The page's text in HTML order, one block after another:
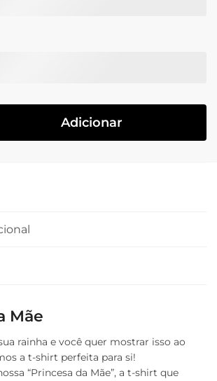
Adicionar
Mãe
rainha e você quer mostrar isso ao
a t-shirt perfeita para si!
“Princesa da Mãe”, a t-shirt que